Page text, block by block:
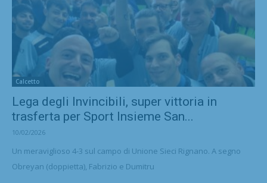
Calcetto
Lega degli Invincibili, super vittoria in
trasferta per Sport Insieme San...
10/02/2026
Un meraviglioso 4-3 sul campo di Unione Sieci Rignano. A segno
Obreyan (doppietta), Fabrizio e Dumitru